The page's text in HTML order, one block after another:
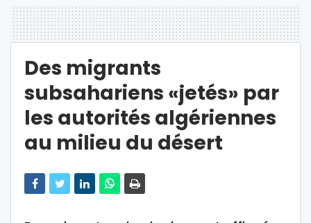
Des migrants
subsahariens «jetés» par
les autorités algériennes
au milieu du désert